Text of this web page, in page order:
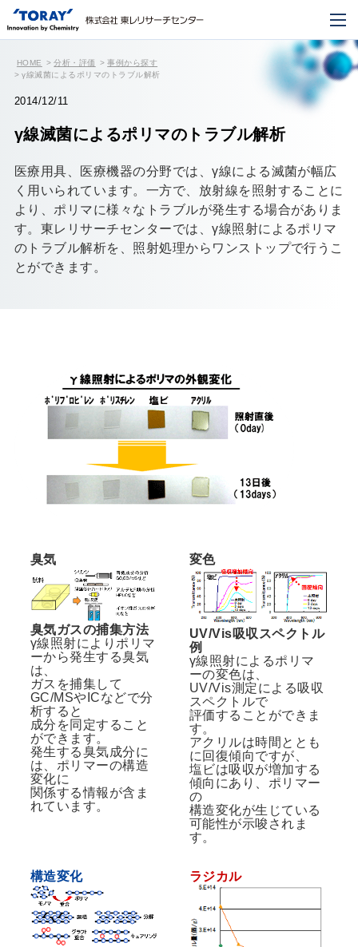
HOME 分析・評価
事例から探す
γ線滅菌によるポリマのトラブル解析
2014/12/11
γ線滅菌によるポリマのトラブル解析
医療用具、医療機器の分野では、γ線による滅菌が幅広
く用いられています。一方で、放射線を照射することに
より、ポリマに様々なトラブルが発生する場合がありま
す。東レリサーチセンターでは、γ線照射によるポリマ
のトラブル解析を、照射処理からワンストップで行うこ
とができます。
臭気
臭気ガスの捕集方法
γ線照射によりポリマ
ーから発生する臭気
は、
ガスを捕集して
GC/MSやICなどで分
析すると
成分を同定すること
ができます。
発生する臭気成分に
は、ポリマーの構造
変化に
関係する情報が含ま
れています。
変色
UV/Vis吸収スペクトル
例
γ線照射によるポリマ
ーの変色は、
UV/Vis測定による吸収
スペクトルで
評価することができま
す。
アクリルは時間ととも
に回復傾向ですが、
塩ビは吸収が増加する
傾向にあり、ポリマー
の
構造変化が生じている
可能性が示唆されま
す。
構造変化 ラジカル